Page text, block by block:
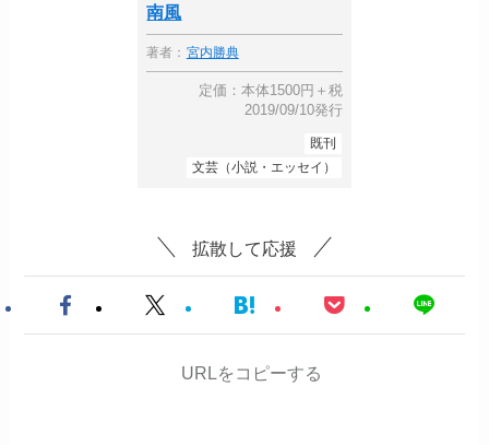
南風
著者： 宮内勝典
定価：本体1500円＋税
2019/09/10発行
既刊
文芸（小説・エッセイ）
拡散して応援
URLをコピーする